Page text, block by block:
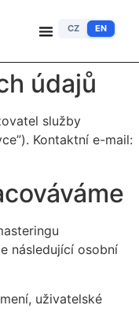
CZ EN
údajů
služby
Kontaktní e-mail:
následující osobní
uživatelské